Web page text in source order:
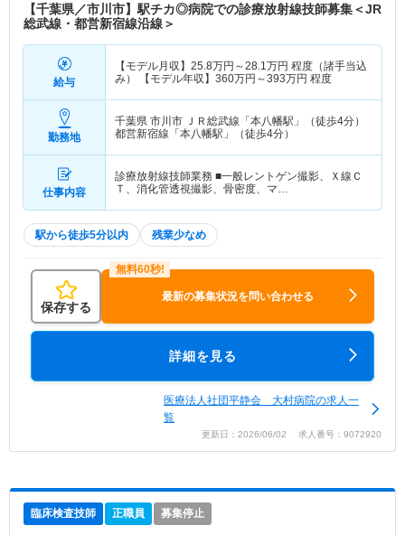
【千葉県／市川市】駅チカ◎病院での診療放射線技師募集＜JR
総武線・都営新宿線沿線＞
給与
【モデル月収】 25.8万円～28.1 万円 程度（諸手当込
み） 【モデル年収】 360万円～393万円 程度
勤務地
千葉県 市川市
ＪＲ総武線「本八幡駅」（徒歩4分）
都営新宿線「本八幡駅」（徒歩4分）
仕事内容
診療放射線技師業務 ■一般レントゲン撮影、Ｘ線Ｃ
Ｔ、消化管透視撮影、骨密度、マ…
駅から徒歩5分以内 残業少なめ
保存する
最新の募集状況を問い合わせる
詳細を見る
医療法人社団平静会 大村病院の求人一
覧
更新日：2026/06/02 求人番号：9072920
臨床検査技師 正職員 募集停止